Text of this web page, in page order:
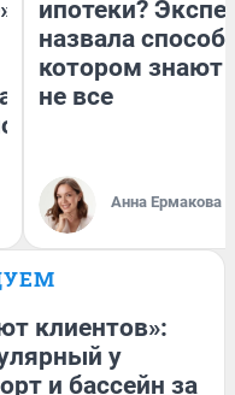
ипотеки?
назвала
котором знают
не все
Анна Ермакова
клиентов»:
у
и бассейн за